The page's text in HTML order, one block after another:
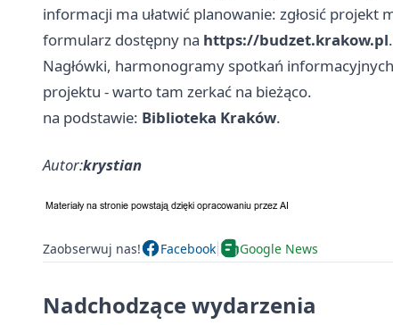
informacji ma ułatwić planowanie: zgłosić projekt
formularz dostępny na https://budzet.krakow.pl
Nagłówki, harmonogramy spotkań
projektu - warto tam zerkać na bieżąco.
na podstawie: Biblioteka Kraków.
Autor:krystian
Zaobserwuj nas! Facebook Google News
Nadchodzące wydarzenia